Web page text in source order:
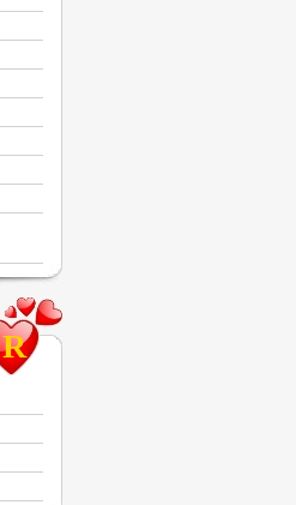
R